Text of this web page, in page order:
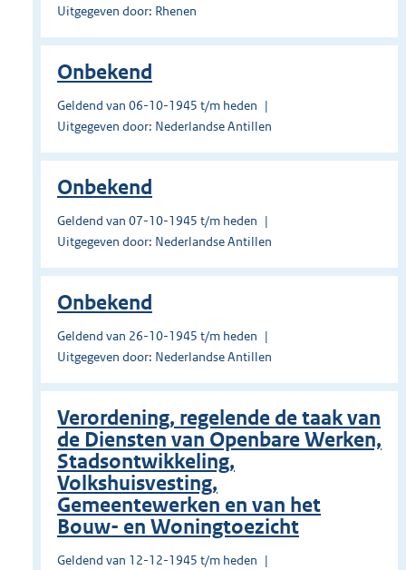
Uitgegeven door: Rhenen
Onbekend
Geldend van 06-10-1945 t/m heden
Uitgegeven door: Nederlandse Antillen
Onbekend
Geldend van 07-10-1945 t/m heden
Uitgegeven door: Nederlandse Antillen
Onbekend
Geldend van 26-10-1945 t/m heden
Uitgegeven door: Nederlandse Antillen
Verordening, regelende de taak van
de Diensten van Openbare Werken,
Stadsontwikkeling,
Volkshuisvesting,
Gemeentewerken en van het
Bouw- en Woningtoezicht
Geldend van 12-12-1945 t/m heden